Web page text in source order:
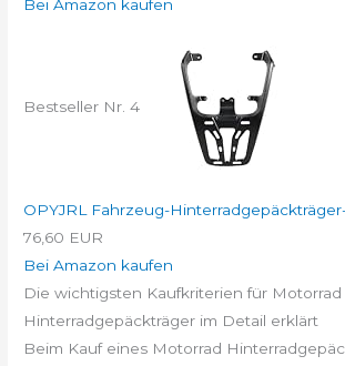
Bei Amazon kaufen
Bestseller Nr. 4
OPYJRL Fahrzeug-Hinterradgepäckträger-
76,60 EUR
Bei Amazon kaufen
Die wichtigsten Kaufkriterien für Motorrad
Hinterradgepäckträger im Detail erklärt
Beim Kauf eines Motorrad